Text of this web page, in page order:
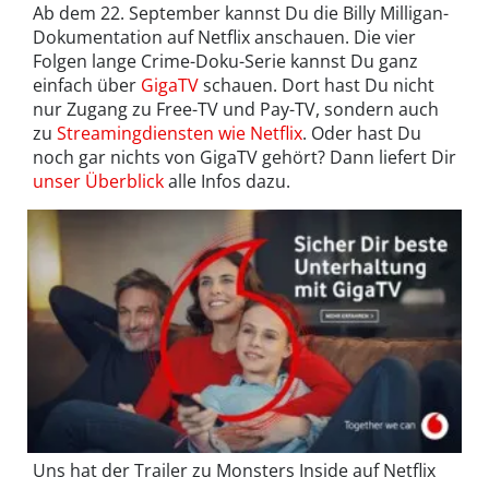
Ab dem 22. September kannst Du die Billy Milligan-
Dokumentation auf Netflix anschauen. Die vier
Folgen lange Crime-Doku-Serie kannst Du ganz
einfach über GigaTVschauen. Dort hast Du nicht
nur Zugang zu Free-TV und Pay-TV, sondern auch
zu Streamingdiensten wie Netflix. Oder hast Du
noch gar nichts von GigaTV gehört? Dann liefert Dir
unser Überblickalle Infos dazu.
Uns hat der Trailer zu Monsters Inside auf Netflix